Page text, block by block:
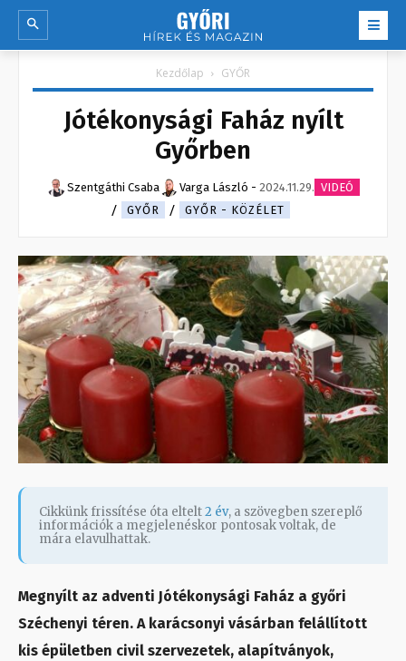
Kezdőlap GYŐR
Jótékonysági Faház nyílt
Győrben
Szentgáthi Csaba Varga László - 2024.11.29. VIDEÓ
GYŐR
GYŐR - KÖZÉLET
Cikkünk frissítése óta eltelt2 év, a szövegben szereplő
információk a megjelenéskor pontosak voltak, de
mára elavulhattak.
Megnyílt az adventi Jótékonysági Faház a győri
Széchenyi téren. A karácsonyi vásárban felállított
kis épületben civil szervezetek, alapítványok,